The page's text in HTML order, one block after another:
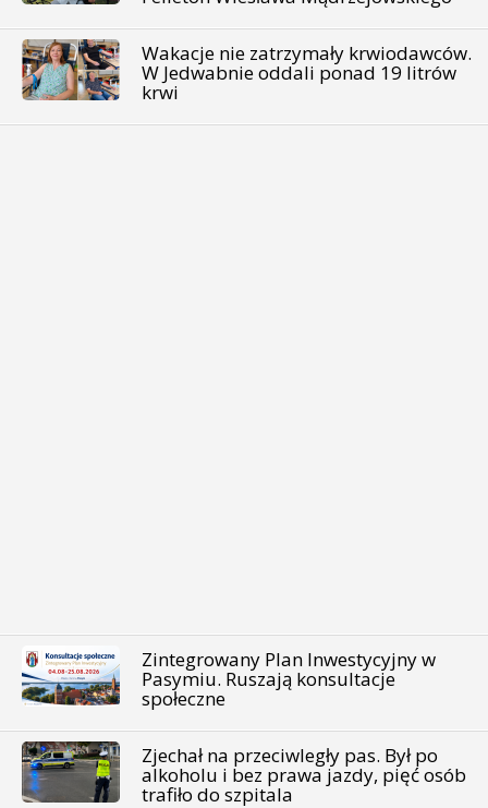
Wakacje nie zatrzymały krwiodawców.
W Jedwabnie oddali ponad 19 litrów
krwi
Zintegrowany Plan Inwestycyjny w
Pasymiu. Ruszają konsultacje
społeczne
Zjechał na przeciwległy pas. Był po
alkoholu i bez prawa jazdy, pięć osób
trafiło do szpitala